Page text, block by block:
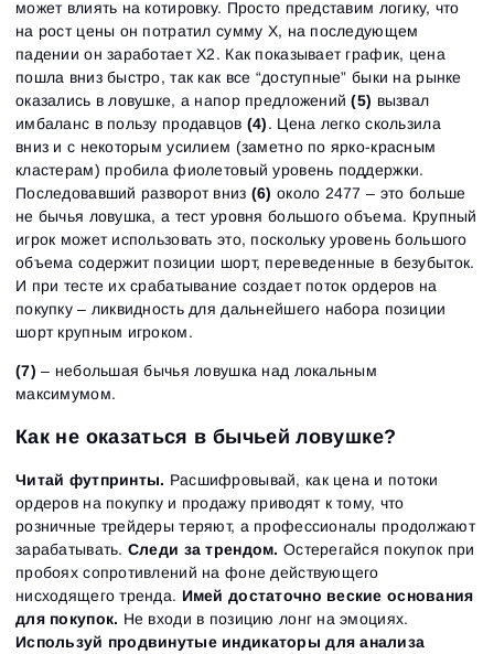
может влиять на котировку. Просто представим логику, что
на рост цены он потратил сумму Х, на последующем
падении он заработает Х2. Как показывает график, цена
пошла вниз быстро, так как все “доступные” быки на рынке
оказались в ловушке, а напор предложений(5) вызвал
имбаланс в пользу продавцов (4). Цена легко скользила
вниз и с некоторым усилием (заметно по ярко-красным
кластерам) пробила фиолетовый уровень поддержки.
Последовавший разворот вниз (6) около 2477 – это больше
не бычья ловушка, а тест уровня большого объема. Крупный
игрок может использовать это, поскольку уровень большого
объема содержит позиции шорт, переведенные в безубыток.
И при тесте их срабатывание создает поток ордеров на
покупку – ликвидность для дальнейшего набора позиции
шорт крупным игроком.
(7)– небольшая бычья ловушка над локальным
максимумом.
Как не оказаться в бычьей ловушке?
Читай футпринты. Расшифровывай, как цена и потоки
ордеров на покупку и продажу приводят к тому, что
розничные трейдеры теряют, а профессионалы продолжают
зарабатывать. Следи за трендом. Остерегайся покупок при
пробоях сопротивлений на фоне действующего
нисходящего тренда. Имей достаточно веские основания
для покупок. Не входи в позицию лонг на эмоциях.
Используй продвинутые индикаторы для анализа